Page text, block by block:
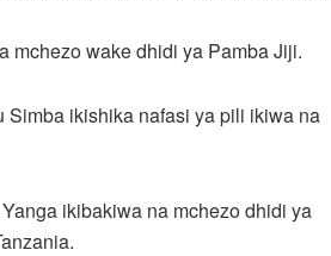
mchezo wake dhidi ya Pamba Jiji.
Simba ikishika nafasi ya pili ikiwa na
ikibakiwa na mchezo dhidi ya